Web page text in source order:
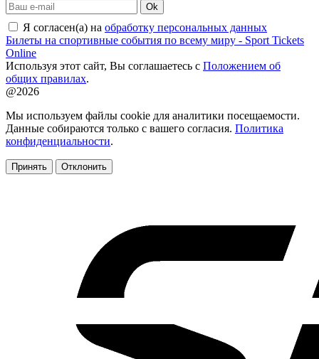
Ok
Я согласен(а) на обработку персональных данных
Билеты на спортивные события по всему миру - Sport Tickets
Online
Используя этот сайт, Вы соглашаетесь с Положением об
общих правилах.
@2026
Мы используем файлы cookie для аналитики посещаемости.
Данные собираются только с вашего согласия. Политика
конфиденциальности.
Принять Отклонить